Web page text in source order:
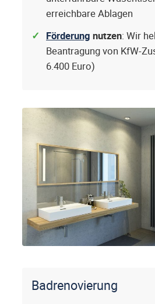
erreichbare Ablagen
Förderung nutzen: Wir
Beantragung von KfW-
6.400 Euro)
Badrenovierung